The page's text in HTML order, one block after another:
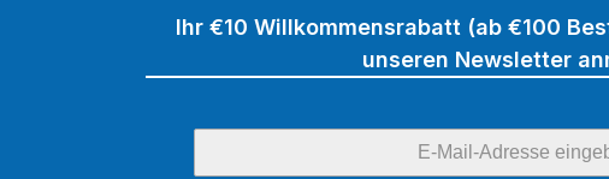
Ihr €10 Willkommensrabatt (ab €100
unseren Newsletter